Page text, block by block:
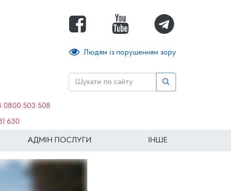
Людям із порушенням зору
0800 503 508
630
АДМІН ПОСЛУГИ ІНШЕ